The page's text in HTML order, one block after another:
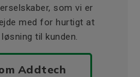
som vi er
med for hurtigt at
til kunden.
Addtech